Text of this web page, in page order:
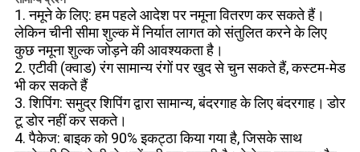
1. नमूने के लिए: हम पहले आदेश पर नमूना वितरण कर सकते हैं।
लेकिन चीनी सीमा शुल्क में निर्यात लागत को संतुलित करने के लिए
कुछ नमूना शुल्क जोड़ने की आवश्यकता है।
2. एटीवी (क्वाड) रंग सामान्य रंगों पर खुद से चुन सकते हैं, कस्टम-मेड
भी कर सकते हैं
3. शिपिंग: समुद्र शिपिंग द्वारा सामान्य, बंदरगाह के लिए बंदरगाह। डोर
टू डोर नहीं कर सकते।
4. पैकेज: बाइक को 90% इकट्ठा किया गया है, जिसके साथ